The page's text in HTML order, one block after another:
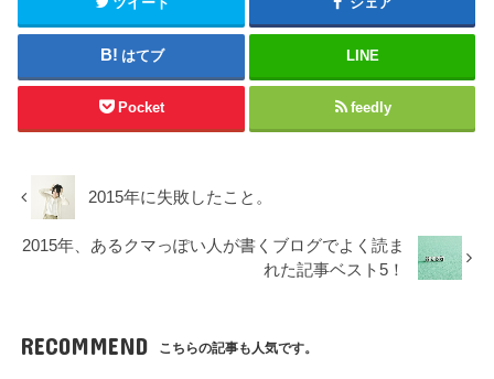
はてブ LINE
Pocket feedly
2015年に失敗したこと。
2015年、あるクマっぽい人が書くブログでよく読ま
れた記事ベスト5！
RECOMMEND こちらの記事も人気です。